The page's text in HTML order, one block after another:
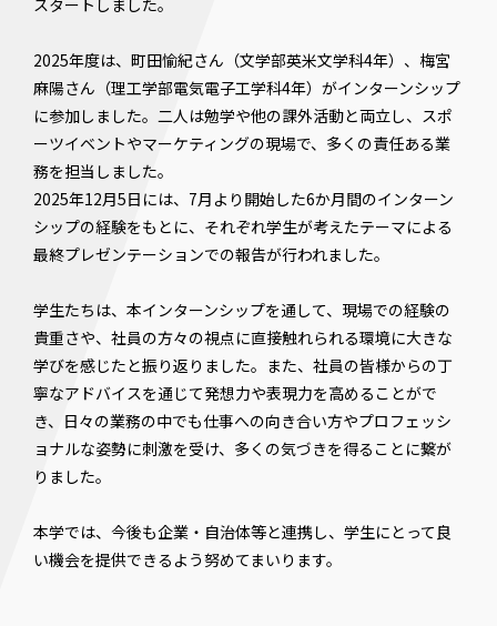
スタートしました。
2025年度は、町田愉紀さん（文学部英米文学科4年）、梅宮
⿇陽さん（理⼯学部電気電⼦⼯学科4年）がインターンシップ
に参加しました。二人は勉学や他の課外活動と両立し、スポ
ーツイベントやマーケティングの現場で、多くの責任ある業
務を担当しました。
2025年12月5日には、7月より開始した6か月間のインターン
シップの経験をもとに、それぞれ学生が考えたテーマによる
最終プレゼンテーションでの報告が行われました。
学生たちは、本インターンシップを通して、現場での経験の
貴重さや、社員の方々の視点に直接触れられる環境に大きな
学びを感じたと振り返りました。また、社員の皆様からの丁
寧なアドバイスを通じて発想力や表現力を高めることがで
き、日々の業務の中でも仕事への向き合い方やプロフェッシ
ョナルな姿勢に刺激を受け、多くの気づきを得ることに繋が
りました。
本学では、今後も企業・自治体等と連携し、学生にとって良
い機会を提供できるよう努めてまいります。